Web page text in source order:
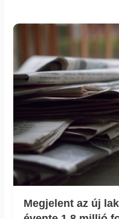
Megjelent az új